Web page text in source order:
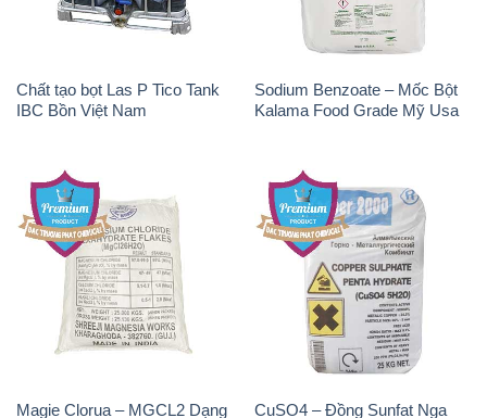
Magie Clorua – MGCL2 Dạng
Vảy Shreeji Magnesia Works
Ấn Độ India
CuSO4 – Đồng Sunfat Nga